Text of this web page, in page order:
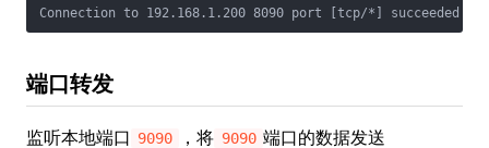
Connection to 192.168.1.200 8090 port [tcp/*] succeeded!
端口转发
监听本地端口 9090 ，将 9090 端口的数据发送